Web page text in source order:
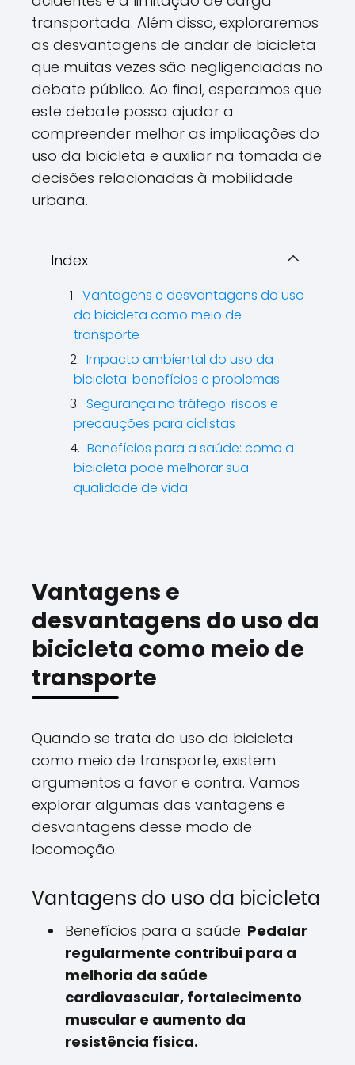
transportada. Além disso, exploraremos
as desvantagens de andar de bicicleta
que muitas vezes são negligenciadas no
debate público. Ao final, esperamos que
este debate possa ajudar a
compreender melhor as implicações do
uso da bicicleta e auxiliar na tomada de
decisões relacionadas à mobilidade
urbana.
Index
Vantagens e desvantagens do uso
da bicicleta como meio de
transporte
Impacto ambiental do uso da
bicicleta: benefícios e problemas
Segurança no tráfego: riscos e
precauções para ciclistas
Benefícios para a saúde: como a
bicicleta pode melhorar sua
qualidade de vida
Vantagens e
desvantagens do uso da
bicicleta como meio de
transporte
Quando se trata do uso da bicicleta
como meio de transporte, existem
argumentos a favor e contra. Vamos
explorar algumas das vantagens e
desvantagens desse modo de
locomoção.
Vantagens do uso da bicicleta
Benefícios para a saúde: Pedalar
regularmente contribui para a
melhoria da saúde
cardiovascular, fortalecimento
muscular e aumento da
resistência física.